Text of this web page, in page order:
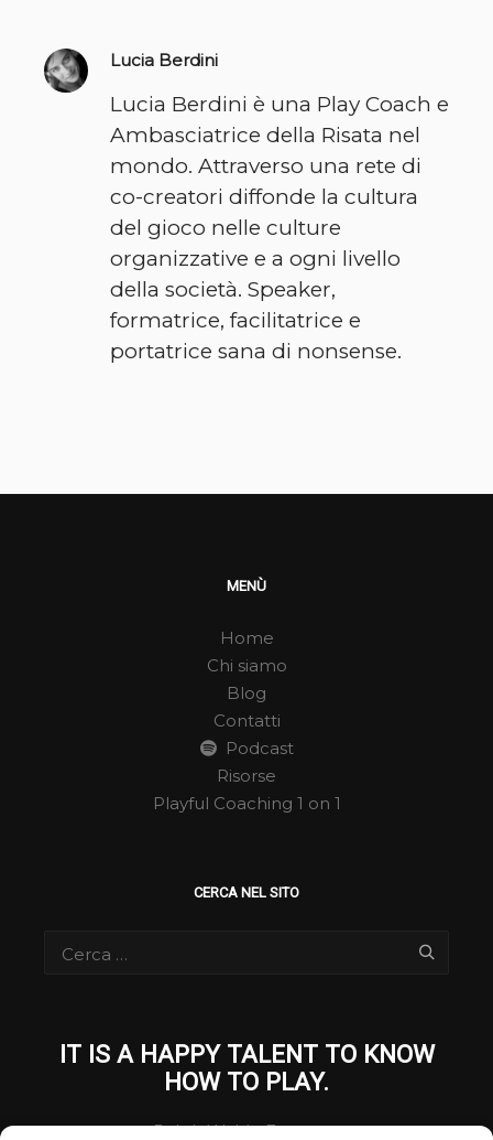
Lucia Berdini
Lucia Berdini è una Play Coach e
Ambasciatrice della Risata nel
mondo. Attraverso una rete di
co-creatori diffonde la cultura
del gioco nelle culture
organizzative e a ogni livello
della società. Speaker,
formatrice, facilitatrice e
portatrice sana di nonsense.
MENÙ
Home
Chi siamo
Blog
Contatti
Podcast
Risorse
Playful Coaching 1 on 1
CERCA NEL SITO
IT IS A HAPPY TALENT TO KNOW
HOW TO PLAY.
Ralph Waldo Emerson